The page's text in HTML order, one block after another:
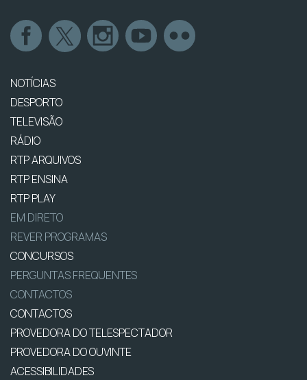
NOTÍCIAS
DESPORTO
TELEVISÃO
RÁDIO
RTP ARQUIVOS
RTP ENSINA
RTP PLAY
EM DIRETO
REVER PROGRAMAS
CONCURSOS
PERGUNTAS FREQUENTES
CONTACTOS
CONTACTOS
PROVEDORA DO TELESPECTADOR
PROVEDORA DO OUVINTE
ACESSIBILIDADES